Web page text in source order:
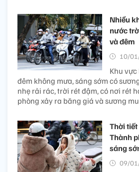
Nhiều
nước
và đêm
10/
Khu vực
đêm không mưa, sáng sớm có
nhẹ rải rác, trời rét đậm, có nơi rét
phòng xảy ra băng giá và sương
Thời
Thành
sáng
09/